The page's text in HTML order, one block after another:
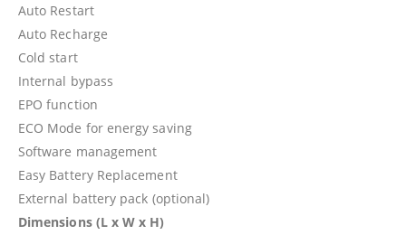
Auto Restart
Auto Recharge
Cold start
Internal bypass
EPO function
ECO Mode for energy saving
Software management
Easy Battery Replacement
External battery pack (optional)
Dimensions (L x W x H)